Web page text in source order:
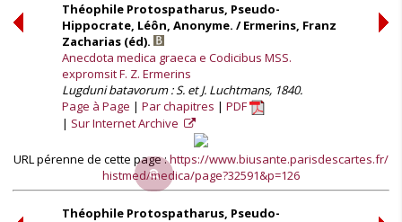
Théophile Protospatharus, Pseudo-
Hippocrate, Léôn, Anonyme. / Ermerins, Franz
Zacharias (éd).
Anecdota medica graeca e Codicibus MSS.
expromsit F. Z. Ermerins
Lugduni batavorum : S. et J. Luchtmans, 1840.
Page à Page
Par chapitres
PDF
Sur Internet Archive
URL pérenne de cette page :https://www.biusante.parisdescartes.fr/
histmed/medica/page?32591&p=126
Théophile Protospatharus, Pseudo-